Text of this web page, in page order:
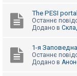
The PESI
Останнє
Додано в
1-я
Останнє
Додано в